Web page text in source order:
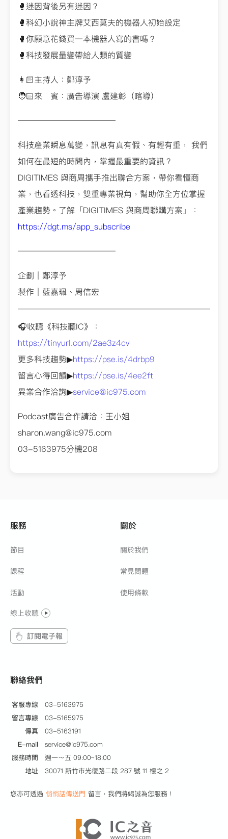
🥊迷因背後另有迷因？
🥊科幻小說神主牌艾西莫夫的機器人初始設定
🥊你願意花錢買一本機器人寫的書嗎？
🥊科技發展量變帶給人類的質變
👩🏻主持人：鄭淳予
🧑🏻來 賓：廣告導演 盧建彰（喀導）
————————————
科技產業瞬息萬變，訊息有真有假、有輕有重， 我們
如何在最短的時間內，掌握最重要的資訊？
DIGITIMES 與商周攜手推出聯合方案，帶你看懂商
業，也看透科技，雙重專業視角，幫助你全方位掌握
產業趨勢。了解「DIGITIMES 與商周聯購方案」：
https://dgt.ms/app_subscribe
————————————
企劃︱鄭淳予
製作︱藍嘉珮、周信宏
🎧收聽《科技聽IC》：
https://tinyurl.com/2ae3z4cv
更多科技趨勢▶https://pse.is/4drbp9
留言心得回饋▶https://pse.is/4ee2ft
異業合作洽詢▶service@ic975.com
Podcast廣告合作請洽：王小姐
sharon.wang@ic975.com
03-5163975分機208
服務
節目
課程
活動
線上收聽
訂閱電子報
關於
關於我們
常見問題
使用條款
聯絡我們
客服專線
03-5163975
留言專線
03-5165975
傳真
03-5163191
E-mail
service@ic975.com
服務時間
週一～五 09:00~18:00
地址
30071 新竹市光復路二段 287 號 11 樓之 2
您亦可透過 悄悄話傳送門 留言，我們將竭誠為您服務！